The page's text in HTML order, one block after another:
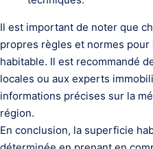
Il est important de noter que
propres règles et normes
habitable. Il est recommandé
locales ou aux experts
informations précises sur la
région.
En conclusion, la superficie